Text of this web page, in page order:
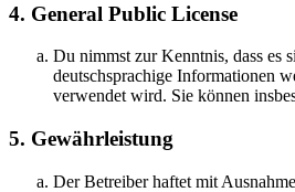
4. General Public License
Du nimmst zur Kenntnis, dass es
deutschsprachige Informationen
verwendet wird. Sie können
5. Gewährleistung
Der Betreiber haftet mit